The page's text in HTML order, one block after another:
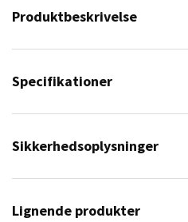
Produktbeskrivelse
Specifikationer
Sikkerhedsoplysninger
Lignende produkter